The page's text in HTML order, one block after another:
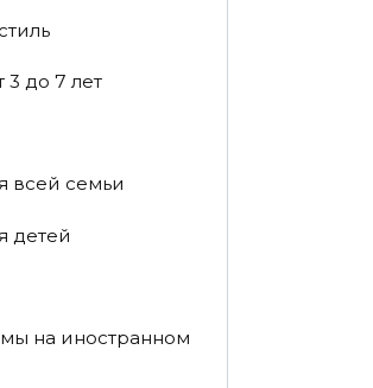
до 7 лет
всей семьи
детей
на иностранном